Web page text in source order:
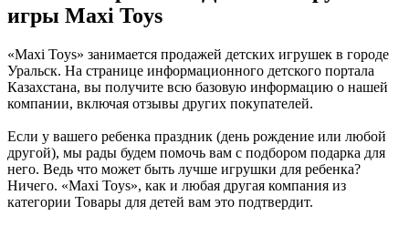
игры Maxi Toys
«Maxi Toys» занимается продажей детских игрушек в городе
Уральск. На странице информационного детского портала
Казахстана, вы получите всю базовую информацию о нашей
компании, включая отзывы других покупателей.
Если у вашего ребенка праздник (день рождение или любой
другой), мы рады будем помочь вам с подбором подарка для
него. Ведь что может быть лучше игрушки для ребенка?
Ничего. «Maxi Toys», как и любая другая компания из
категории Товары для детей вам это подтвердит.